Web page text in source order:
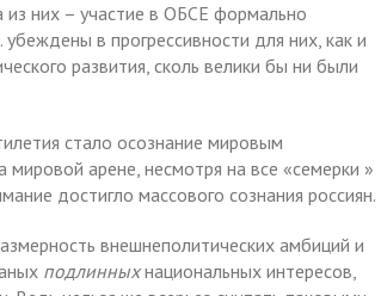
из них – участие в ОБСЕ формально
в прогрессивности для них, как и
развития, сколь велики бы ни были
стало осознание мировым
арене, несмотря на все «семерки »
достигло массового сознания россиян.
внешнеполитических амбиций и
подлинныхнациональных интересов,